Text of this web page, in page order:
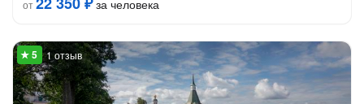
от
за человека
1 отзыв